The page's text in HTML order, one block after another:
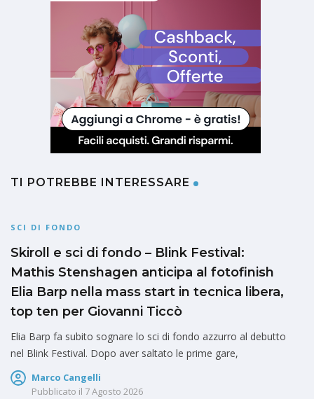
TI POTREBBE INTERESSARE
SCI DI FONDO
Skiroll e sci di fondo – Blink Festival:
Mathis Stenshagen anticipa al fotofinish
Elia Barp nella mass start in tecnica libera,
top ten per Giovanni Ticcò
Elia Barp fa subito sognare lo sci di fondo azzurro al debutto
nel Blink Festival. Dopo aver saltato le prime gare,
Marco Cangelli
Pubblicato il 7 Agosto 2026